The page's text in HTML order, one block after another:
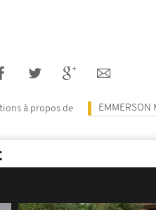
à propos de EMMERSON